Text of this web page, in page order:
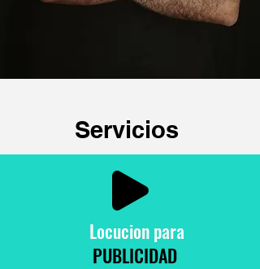
Servicios
Locucion para
PUBLICIDAD